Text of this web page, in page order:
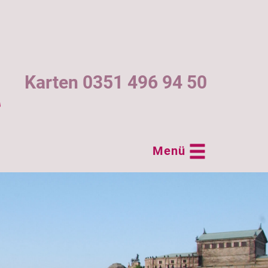
Karten 0351 496 94 50
Menü